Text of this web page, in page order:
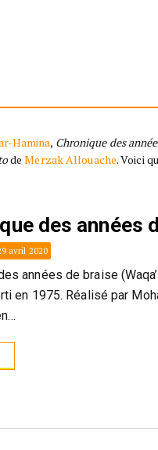
Hamina, Chronique des
deMerzak Allouache. Voici
des années
avril 2020
années de braise
en 1975. Réalisé par